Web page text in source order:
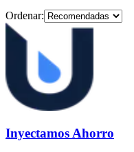
Ordenar:
Inyectamos Ahorro